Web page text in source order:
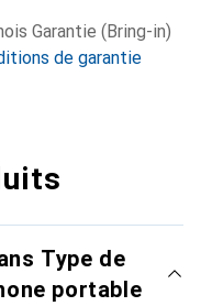
Garantie (Bring-in)
de garantie
Type de
portable